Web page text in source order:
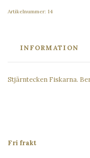
Artikelnummer: 14
INFORMATION
Stjärntecken Fiskarna.
Fri frakt